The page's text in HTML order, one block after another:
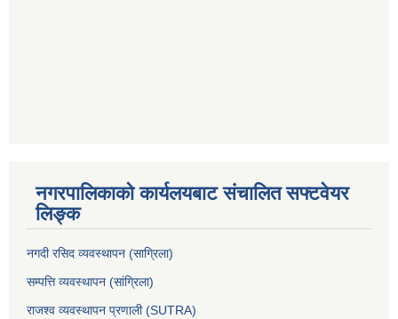
नगरपालिकाको कार्यलयबाट संचालित सफ्टवेयर
लिङ्क
नगदी रसिद व्यवस्थापन (साग्रिला)
सम्पत्ति व्यवस्थापन (सांग्रिला)
राजश्व व्यवस्थापन प्रणाली (SUTRA)